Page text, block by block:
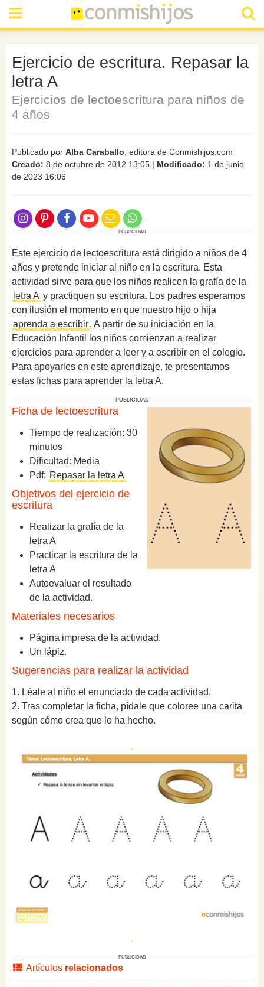
Ejercicio de escritura. Repasar la
letra A
Ejercicios de lectoescritura para niños de
4 años
Publicado por Alba Caraballo , editora de Conmishijos.com
Creado: 8 de octubre de 2012 13:05 | Modificado: 1 de junio
de 2023 16:06
PUBLICIDAD
Este ejercicio de lectoescritura está dirigido a niños de 4
años y pretende iniciar al niño en la escritura. Esta
actividad sirve para que los niños realicen la grafía de la
letra A y practiquen su escritura. Los padres esperamos
con ilusión el momento en que nuestro hijo o hija
aprenda a escribir. A partir de su iniciación en la
Educación Infantil los niños comienzan a realizar
ejercicios para aprender a leer y a escribir en el colegio.
Para apoyarles en este aprendizaje, te presentamos
estas fichas para aprender la letra A.
PUBLICIDAD
Ficha de lectoescritura
Tiempo de realización: 30
minutos
Dificultad: Media
Pdf: Repasar la letra A
Objetivos del ejercicio de
escritura
Realizar la grafía de la
letra A
Practicar la escritura de la
letra A
Autoevaluar el resultado
de la actividad.
Materiales necesarios
Página impresa de la actividad.
Un lápiz.
Sugerencias para realizar la actividad
1. Léale al niño el enunciado de cada actividad.
2. Tras completar la ficha, pídale que coloree una carita
según cómo crea que lo ha hecho.
PUBLICIDAD
Artículos relacionados